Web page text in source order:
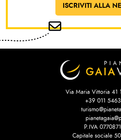
ISCRIVITI ALLA
Via Maria Vittoria 41
+39 011
P.IVA
Capitale sociale